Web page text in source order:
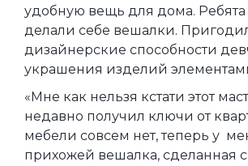
удобную вещь для дома. Ребята
делали себе вешалки.
дизайнерские способности
украшения изделий
«Мне как нельзя кстати этот
недавно получил ключи от
мебели совсем нет, теперь у
прихожей вешалка, сделанная